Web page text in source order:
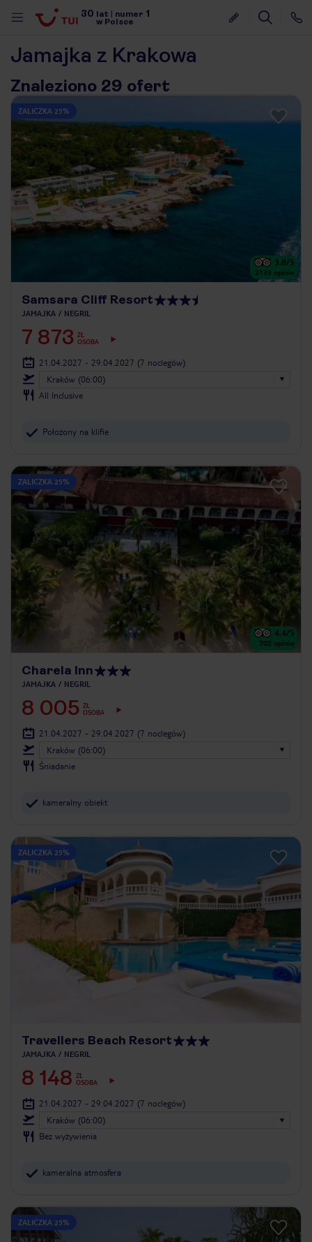
30 lat numer 1
w Polsce
Jamajka z Krakowa
Znaleziono 29 ofert
ZALICZKA 25%
3.8/5
2133 opinie
Samsara Cliff Resort
JAMAJKA NEGRIL
7 873 ZŁ
OSOBA
21.04.2027 - 29.04.2027 (7 noclegów)
Kraków (06:00)
All Inclusive
Położony na klifie
ZALICZKA 25%
4.4/5
702 opinie
Charela Inn
JAMAJKA NEGRIL
8 005 ZŁ
OSOBA
21.04.2027 - 29.04.2027 (7 noclegów)
Kraków (06:00)
Śniadanie
kameralny obiekt
ZALICZKA 25%
Travellers Beach Resort
JAMAJKA NEGRIL
8 148 ZŁ
OSOBA
21.04.2027 - 29.04.2027 (7 noclegów)
Kraków (06:00)
Bez wyżywienia
kameralna atmosfera
ZALICZKA 25%